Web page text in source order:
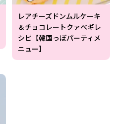
レアチーズドンムルケーキ
＆チョコレートクァべギレ
シピ【韓国っぽパーティメ
ニュー】